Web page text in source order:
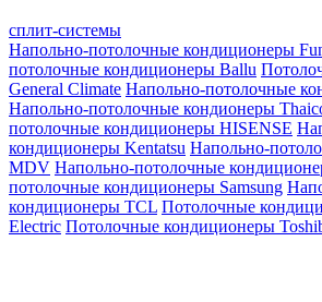
сплит-системы
Напольно-потолочные кондиционеры
потолочные кондиционеры Ballu
General Climate Напольно-потолочные
Напольно-потолочные кондионеры
потолочные кондиционеры HISENSE
кондиционеры Kentatsu Напольно-
MDV Напольно-потолочные
потолочные кондиционеры Samsung
кондиционеры TCL Потолочные
Electric Потолочные кондиционеры